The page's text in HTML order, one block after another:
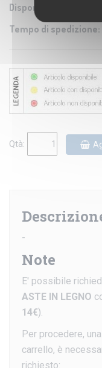
Disponibilità:
Tempo di spedizione:
Qtà:
-
Note
E' possibile
ASTE IN LEGNO
14€).
Per procedere,
carrello, è
richiesto: